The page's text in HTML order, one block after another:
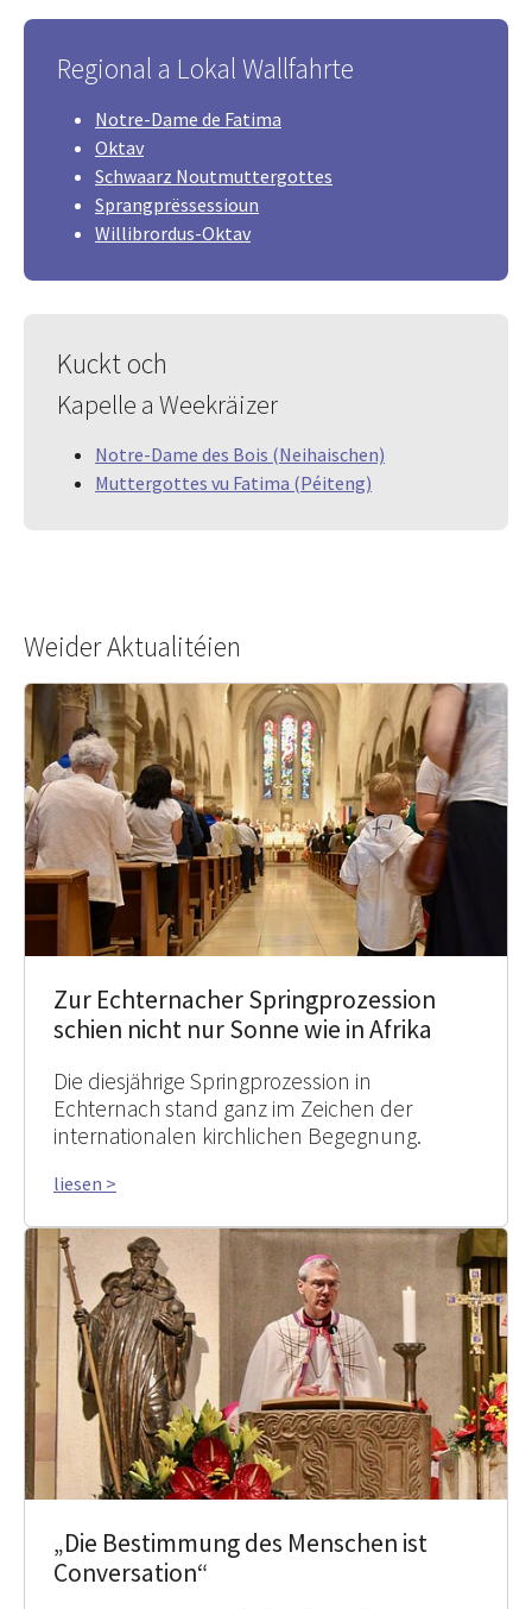
Regional a Lokal Wallfahrte
Notre-Dame de Fatima
Oktav
Schwaarz Noutmuttergottes
Sprangprëssessioun
Willibrordus-Oktav
Kuckt och
Kapelle a Weekräizer
Notre-Dame des Bois (Neihaischen)
Muttergottes vu Fatima (Péiteng)
Weider Aktualitéien
Zur Echternacher Springprozession
schien nicht nur Sonne wie in Afrika
Die diesjährige Springprozession in
Echternach stand ganz im Zeichen der
internationalen kirchlichen Begegnung.
liesen >
„Die Bestimmung des Menschen ist
Conversation“